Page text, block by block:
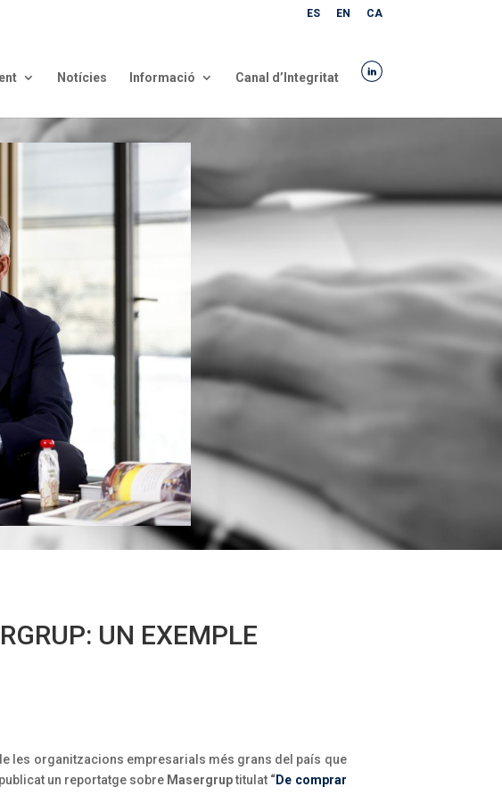
ES EN CA
Notícies Informació Canal d’Integritat
UN EXEMPLE
les organitzacions empresarials més grans del país que
un reportatge sobre Masergruptitulat “De comprar